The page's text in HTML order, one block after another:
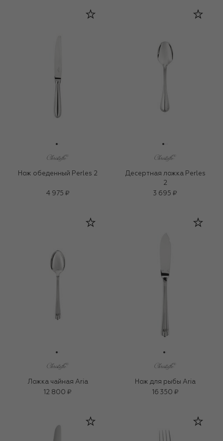
Нож обеденный Perles 2
4 975 ₽
Десертная ложка Perles
2
3 695 ₽
Ложка чайная Aria
12 800 ₽
Нож для рыбы Aria
16 350 ₽